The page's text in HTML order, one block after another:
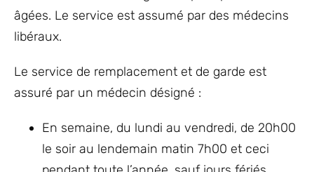
âgées. Le service est assumé par des médecins
libéraux.
Le service de remplacement et de garde est
assuré par un médecin désigné :
En semaine, du lundi au vendredi, de 20h00
le soir au lendemain matin 7h00 et ceci